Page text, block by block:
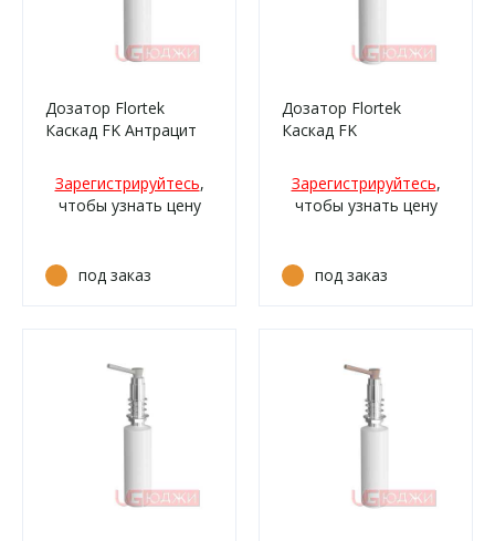
Дозатор Flortek
Каскад FK Антрацит
Зарегистрируйтесь,
чтобы узнать цену
под заказ
Дозатор Flortek
Каскад FK
Зарегистрируйтесь,
чтобы узнать цену
под заказ